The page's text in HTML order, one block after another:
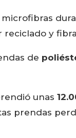
y
de
unas
prendas